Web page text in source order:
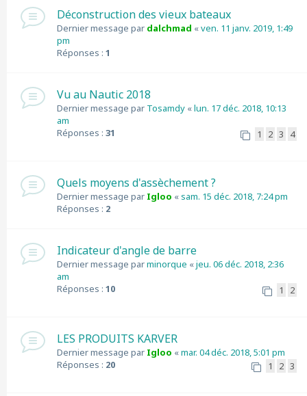
Déconstruction des vieux bateaux
Dernier message par dalchmad «ven. 11 janv. 2019, 1:49
pm
Réponses : 1
Vu au Nautic 2018
Dernier message par Tosamdy «lun. 17 déc. 2018, 10:13
am
Réponses : 31 1 2 3 4
Quels moyens d'assèchement ?
Dernier message par Igloo «sam. 15 déc. 2018, 7:24 pm
Réponses : 2
Indicateur d'angle de barre
Dernier message parminorque «jeu. 06 déc. 2018, 2:36
am
Réponses : 10 1 2
LES PRODUITS KARVER
Dernier message par Igloo «mar. 04 déc. 2018, 5:01 pm
Réponses : 20 1 2 3